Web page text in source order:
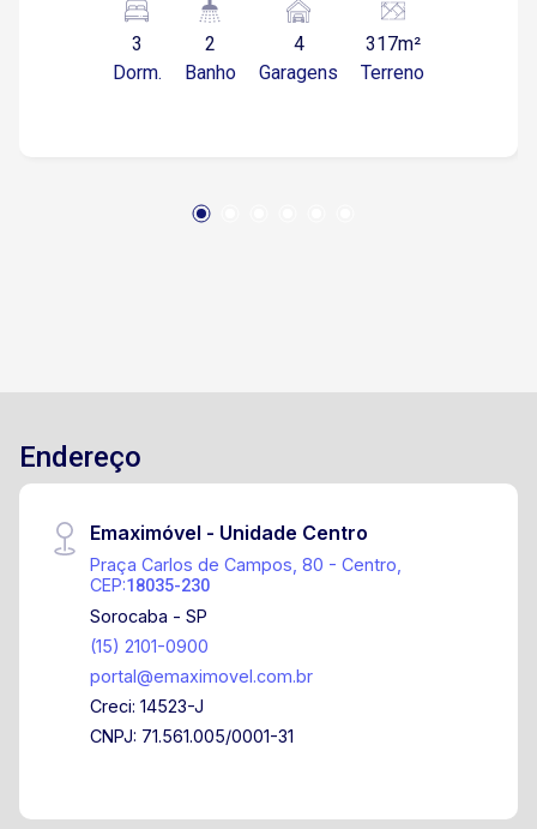
Sala de Jantar (Piso Porcelanato) Sala de Tv
(Piso Porcelanato) Banheiro Social (Piso
Porcelanato) Lavabo (Piso Porcelanato) Cozinha
3
Dorm.
2
Banho
4
Garagens
317m²
Terreno
Endereço
Emaximóvel - Unidade Centro
Praça Carlos de Campos, 80 - Centro,
CEP:18035-230
Sorocaba - SP
(15) 2101-0900
portal@emaximovel.com.br
Creci: 14523-J
CNPJ: 71.561.005/0001-31